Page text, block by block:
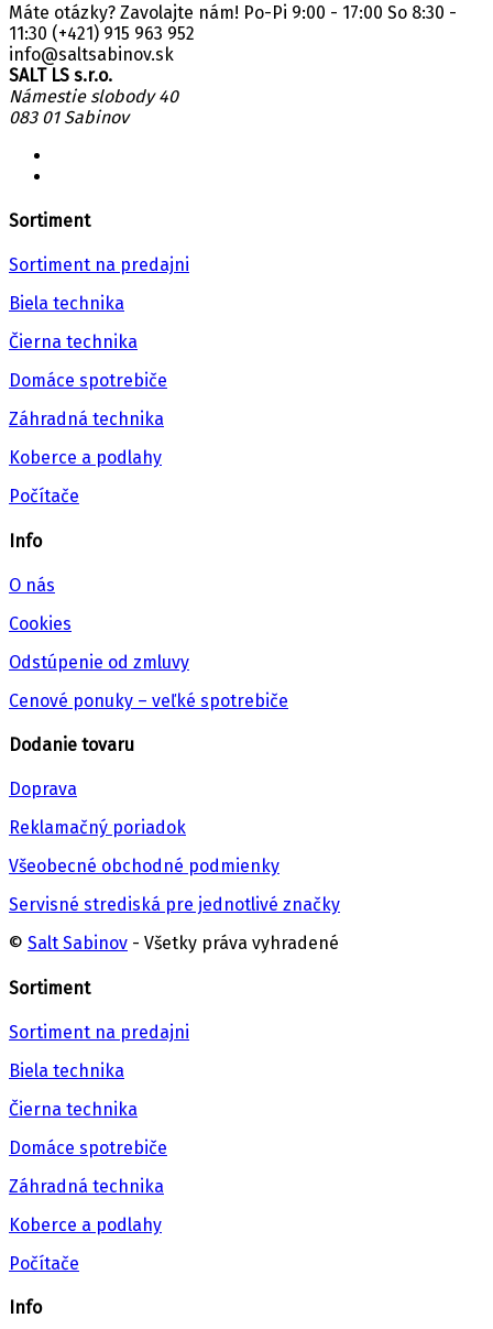
Máte otázky? Zavolajte nám! Po-Pi 9:00 - 17:00 So 8:30 -
11:30 (+421) 915 963 952
info@saltsabinov.sk
SALT LS s.r.o.
Námestie slobody 40
083 01 Sabinov
Sortiment
Sortiment na predajni
Biela technika
Čierna technika
Domáce spotrebiče
Záhradná technika
Koberce a podlahy
Počítače
Info
O nás
Cookies
Odstúpenie od zmluvy
Cenové ponuky – veľké spotrebiče
Dodanie tovaru
Doprava
Reklamačný poriadok
Všeobecné obchodné podmienky
Servisné strediská pre jednotlivé značky
© Salt Sabinov - Všetky práva vyhradené
Sortiment
Sortiment na predajni
Biela technika
Čierna technika
Domáce spotrebiče
Záhradná technika
Koberce a podlahy
Počítače
Info